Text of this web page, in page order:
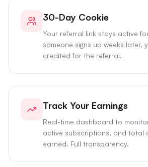
30-Day Cookie
Your referral link stays active
someone signs up weeks later,
credited for the referral.
Track Your Earnings
Real-time dashboard to
active subscriptions, and total
earned. Full transparency.